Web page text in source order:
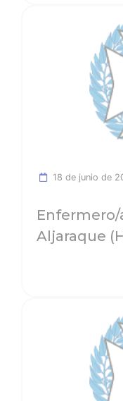
18 de junio de
Enfermero/
Aljaraque